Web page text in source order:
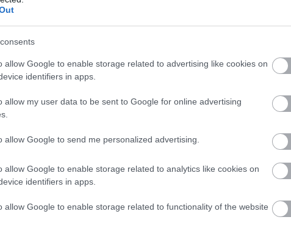
allow Google to enable storage related to advertising like cookies on
identifiers in apps.
allow my user data to be sent to Google for online advertising
allow Google to send me personalized advertising.
allow Google to enable storage related to analytics like cookies on
identifiers in apps.
allow Google to enable storage related to functionality of the website
formázd vissza a sütőformába.
előmelegített sütőben
ilyenkor még